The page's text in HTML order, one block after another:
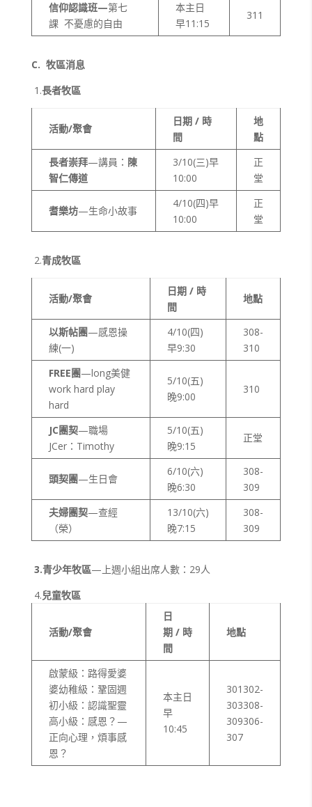
信仰認識班—第七
課 不憂慮的自由
本主日
早11:15
311
C. 牧區消息
1.長者牧區
活動/聚會
日期 / 時
間
地
點
長者崇拜—講員： 陳
智仁傳道
3/10(三)早
10:00
正
堂
耆樂坊—生命小故事
4/10(四)早
10:00
正
堂
2.青成牧區
活動/聚會
日期 / 時
間
地點
以斯帖團—感恩操
練(一)
4/10(四)
早9:30
308-
310
FREE團—long美健
work hard play
hard
5/10(五)
晚9:00
310
JC團契—職場
JCer：Timothy
5/10(五)
晚9:15
正堂
頭契團—生日會
6/10(六)
晚6:30
308-
309
夫婦團契—查經
（榮）
13/10(六)
晚7:15
308-
309
3.青少年牧區—上週小組出席人數：29人
4.兒童牧區
活動/聚會
日
期 / 時
間
地點
啟蒙級：路得愛婆
婆幼稚級：鞏固週
初小級：認識聖靈
高小級：感恩？—
正向心理，煩事感
恩？
本主日
早
10:45
301302-
303308-
309306-
307